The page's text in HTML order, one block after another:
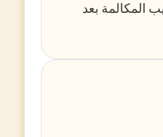
المكالمة بعد